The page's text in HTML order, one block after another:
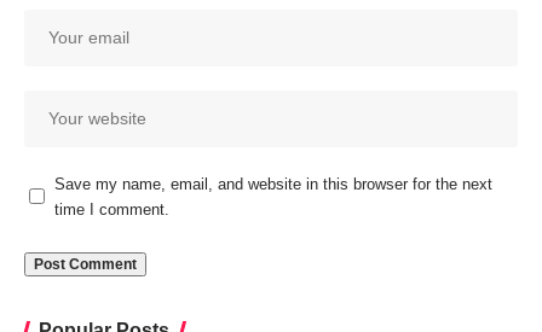
Save my name, email, and website in this browser for the next
time I comment.